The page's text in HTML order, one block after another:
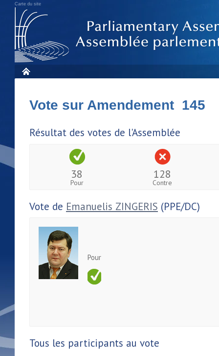
Carte du site
Vote sur Amendement 145
Résultat des votes de l'Assemblée
38
Pour
128
Contre
Vote de Emanuelis ZINGERIS (PPE/DC)
Pour
Tous les participants au vote